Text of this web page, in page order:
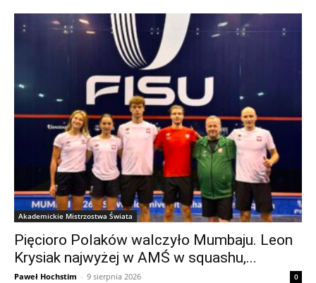
Akademickie Mistrzostwa Świata
Pięcioro Polaków walczyło Mumbaju. Leon
Krysiak najwyżej w AMŚ w squashu,...
Paweł Hochstim - 9 sierpnia 2026 0